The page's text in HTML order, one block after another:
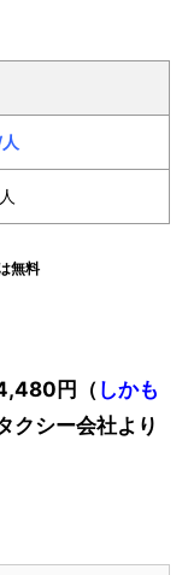
無料
円（ しかも
クシー会社より